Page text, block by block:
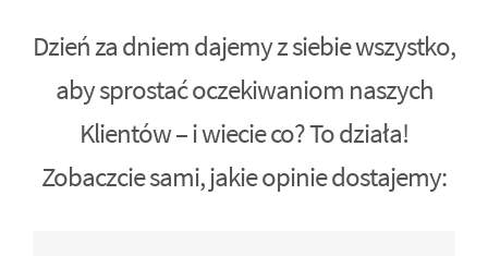
Dzień za dniem dajemy z siebie wszystko,
aby sprostać oczekiwaniom naszych
Klientów – i wiecie co? To działa!
Zobaczcie sami, jakie opinie dostajemy: